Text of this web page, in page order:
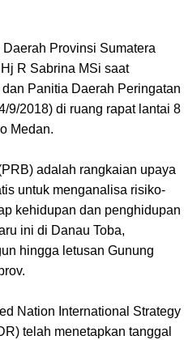
Provinsi Sumatera
R Sabrina MSi saat
Panitia Daerah Peringatan
9/2018) di ruang rapat lantai 8
Medan.
adalah rangkaian upaya
untuk menganalisa risiko-
kehidupan dan penghidupan
ini di Danau Toba,
hingga letusan Gunung
Nation International Strategy
telah menetapkan tanggal